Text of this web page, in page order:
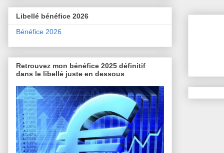
Libellé bénéfice 2026
Bénéfice 2026
Retrouvez mon bénéfice 2025 définitif
dans le libellé juste en dessous